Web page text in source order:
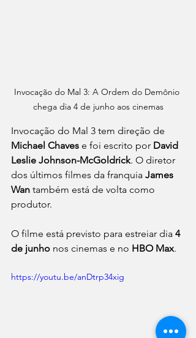
Invocação do Mal 3: A Ordem do Demônio
chega dia 4 de junho aos cinemas
Invocação do Mal 3 tem direção de
Michael Chaves e foi escrito por David
Leslie Johnson-McGoldrick. O diretor
dos últimos filmes da franquia James
Wan também está de volta como
produtor.
O filme está previsto para estreiar dia 4
de junho nos cinemas e no HBO Max.
https://youtu.be/anDtrp34xig